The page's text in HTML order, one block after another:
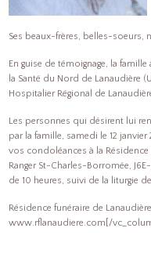
Ses beaux-frères, belles-soeurs,
En guise de témoignage, la
la Santé du Nord de Lanaudière
Hospitalier Régional de
Les personnes qui désirent lui
par la famille, samedi le 12
vos condoléances à la
Ranger St-Charles-Borromée,
de 10 heures, suivi de la liturgie
Résidence funéraire de
www.rflanaudiere.com[/